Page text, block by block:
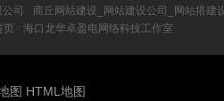
司 商丘网站建设_网站建设公司_网站搭建
页 海口龙华卓盈电网络科技工作室
图 HTML地图